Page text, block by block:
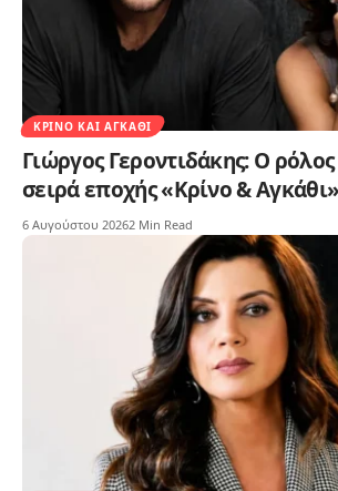
ΚΡΊΝΟ ΚΑΙ ΑΓΚΆΘΙ
Γιώργος Γεροντιδάκης: Ο
σειρά εποχής «Κρίνο & Αγκάθι»
6 Αυγούστου 20262 Min Read